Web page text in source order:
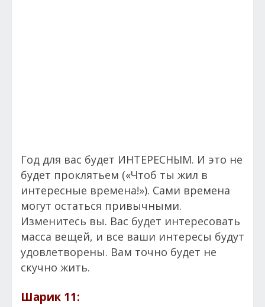
Год для вас будет ИНТЕРЕСНЫМ. И это не
будет проклятьем («Чтоб ты жил в
интересные времена!»). Сами времена
могут остаться привычными.
Изменитесь вы. Вас будет интересовать
масса вещей, и все ваши интересы будут
удовлетворены. Вам точно будет не
скучно жить.
Шарик 11: